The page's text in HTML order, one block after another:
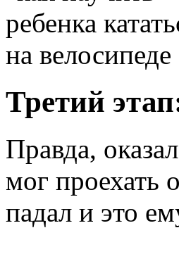
Третий
Правда,
мог проехать
падал и это